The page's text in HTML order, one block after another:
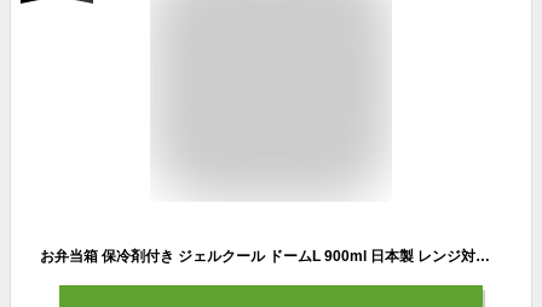
お弁当箱 保冷剤付き ジェルクール ドームL 900ml 日本製 レンジ対応 食洗器対応 弁当箱 保冷蓋 保冷剤一体型 保冷ランチボックス GEL-COOL dome L ドーム型 かわいい 大人 女子 メンズ 男子 おしゃれ 子供 ネイビー ブラック 白 保温 保冷 夏